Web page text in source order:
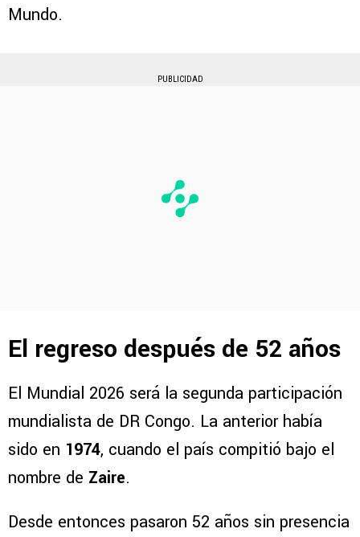
Mundo.
PUBLICIDAD
El regreso después de 52 años
El Mundial 2026 será la segunda participación
mundialista de DR Congo. La anterior había
sido en 1974, cuando el país compitió bajo el
nombre de Zaire.
Desde entonces pasaron 52 años sin presencia